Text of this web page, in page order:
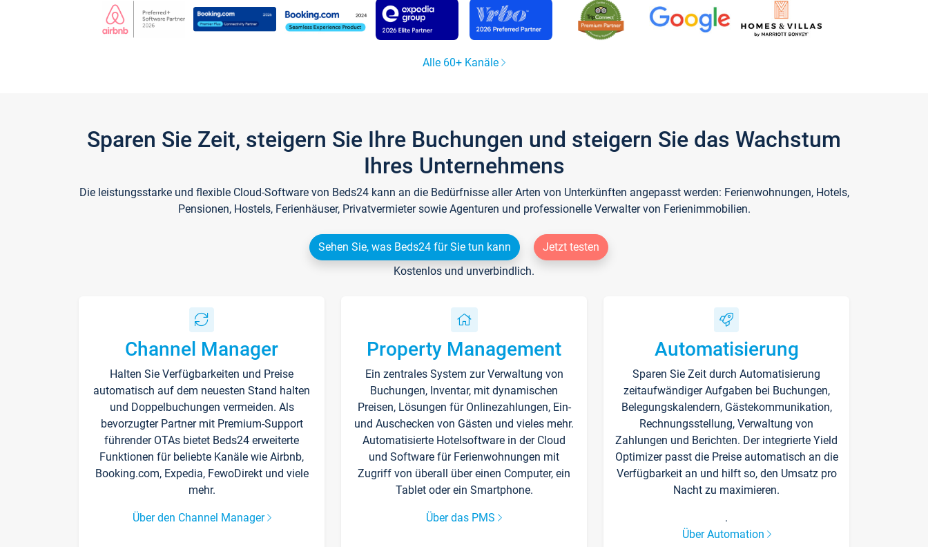
Alle 60+ Kanäle
Sparen Sie Zeit, steigern Sie Ihre Buchungen und steigern Sie das Wachstum
Ihres Unternehmens
Die leistungsstarke und flexible Cloud-Software von Beds24 kann an die Bedürfnisse aller Arten von Unterkünften angepasst werden: Ferienwohnungen, Hotels,
Pensionen, Hostels, Ferienhäuser, Privatvermieter sowie Agenturen und professionelle Verwalter von Ferienimmobilien.
Sehen Sie, was Beds24 für Sie tun kann
Jetzt testen
Kostenlos und unverbindlich.
Channel Manager
Halten Sie Verfügbarkeiten und Preise
automatisch auf dem neuesten Stand halten
und Doppelbuchungen vermeiden. Als
bevorzugter Partner mit Premium-Support
führender OTAs bietet Beds24 erweiterte
Funktionen für beliebte Kanäle wie Airbnb,
Booking.com, Expedia, FewoDirekt und viele
mehr.
Über den Channel Manager
Property Management
Ein zentrales System zur Verwaltung von
Buchungen, Inventar, mit dynamischen
Preisen, Lösungen für Onlinezahlungen, Ein-
und Auschecken von Gästen und vieles mehr.
Automatisierte Hotelsoftware in der Cloud
und Software für Ferienwohnungen mit
Zugriff von überall über einen Computer, ein
Tablet oder ein Smartphone.
Über das PMS
Automatisierung
Sparen Sie Zeit durch Automatisierung
zeitaufwändiger Aufgaben bei Buchungen,
Belegungskalendern, Gästekommunikation,
Rechnungsstellung, Verwaltung von
Zahlungen und Berichten. Der integrierte Yield
Optimizer passt die Preise automatisch an die
Verfügbarkeit an und hilft so, den Umsatz pro
Nacht zu maximieren.
.
Über Automation